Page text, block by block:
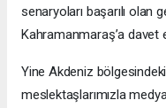
senaryoları başarılı olan
Kahramanmaraş’a davet
Yine Akdeniz
meslektaşlarımızla